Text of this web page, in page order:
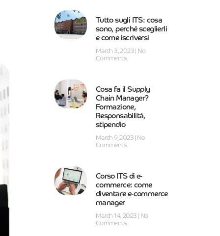
Tutto sugli ITS: cosa
sono, perché sceglierli
e come iscriversi
March 3, 2023
No
Comments
Cosa fa il Supply
Chain Manager?
Formazione,
Responsabilità,
stipendio
March 9, 2023
No
Comments
Corso ITS di e-
commerce: come
diventare e-commerce
manager
March 14, 2023
No
Comments